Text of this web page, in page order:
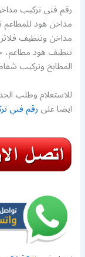
رقم فني تركيب
مداخن هود
مداخن وتنظيف
تنظيف هود مطاعم،
المطابخ وتركيب
للاستعلام وطلب
ايضا علىرقم فني